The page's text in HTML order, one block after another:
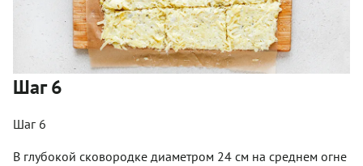
Шаг 6
Шаг 6
В глубокой сковородке диаметром 24 см на среднем огне